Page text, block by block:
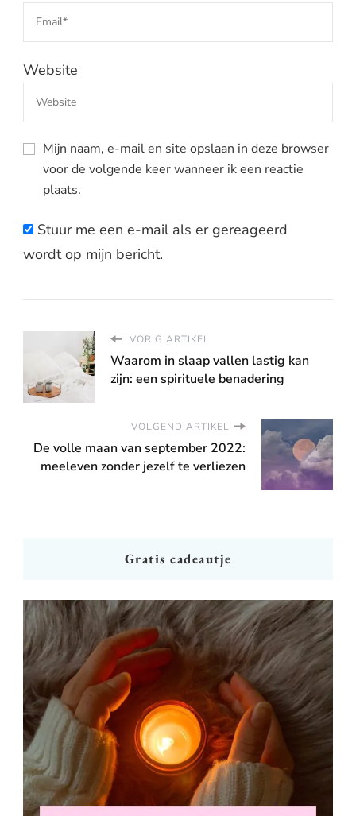
Website
Mijn naam, e-mail en site opslaan in deze browser
voor de volgende keer wanneer ik een reactie
plaats.
Stuur me een e-mail als er gereageerd
wordt op mijn bericht.
VORIG ARTIKEL
Waarom in slaap vallen lastig kan
zijn: een spirituele benadering
VOLGEND ARTIKEL
De volle maan van september 2022:
meeleven zonder jezelf te verliezen
Gratis cadeautje